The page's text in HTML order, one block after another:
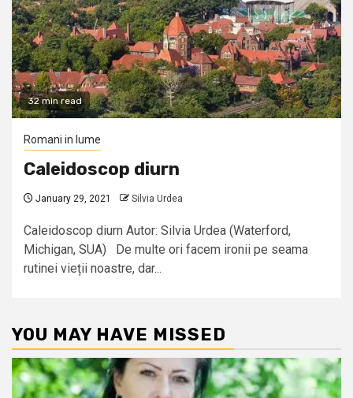
32 min read
Romani in lume
Caleidoscop diurn
January 29, 2021 Silvia Urdea
Caleidoscop diurn Autor: Silvia Urdea (Waterford,
Michigan, SUA) De multe ori facem ironii pe seama
rutinei vieții noastre, dar...
YOU MAY HAVE MISSED